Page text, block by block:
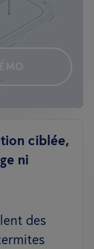
ciblée,
ni
des